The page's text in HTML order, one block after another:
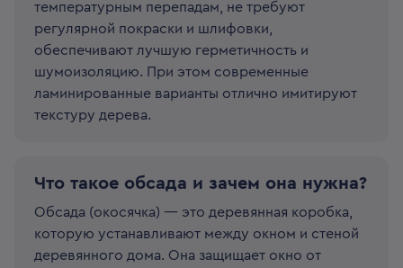
температурным перепадам, не требуют
регулярной покраски и шлифовки,
обеспечивают лучшую герметичность и
шумоизоляцию. При этом современные
ламинированные варианты отлично имитируют
текстуру дерева.
Что такое обсада и зачем она нужна?
Обсада (окосячка) — это деревянная коробка,
которую устанавливают между окном и стеной
деревянного дома. Она защищает окно от